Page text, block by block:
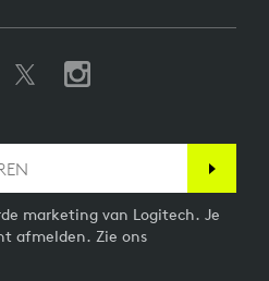
marketing van Logitech. Je
afmelden. Zie ons